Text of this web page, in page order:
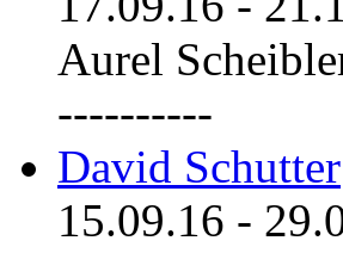
Aurel
----------
David Schutter
15.09.16 -